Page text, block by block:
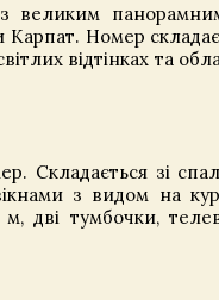
Карпат. Номер
відтінках та
Складається зі
з видом на
дві тумбочки,